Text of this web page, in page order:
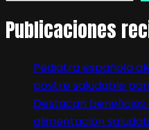
Publicaciones
Pediatra española
postre saludable
Destacan
alimentación